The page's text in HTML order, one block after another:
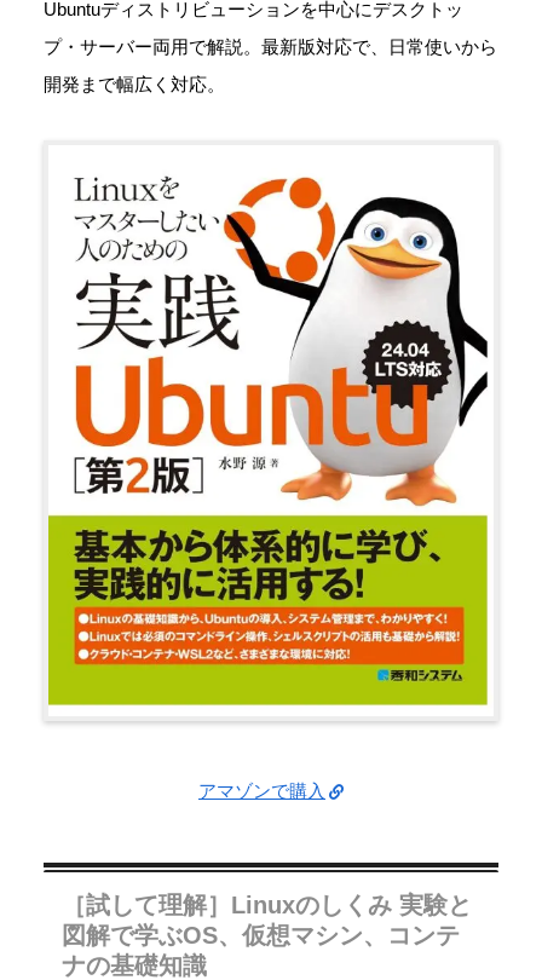
Ubuntuディストリビューションを中心にデスクトッ
プ・サーバー両用で解説。最新版対応で、日常使いから
開発まで幅広く対応。
アマゾンで購入
［試して理解］Linuxのしくみ 実験と
図解で学ぶOS、仮想マシン、コンテ
ナの基礎知識